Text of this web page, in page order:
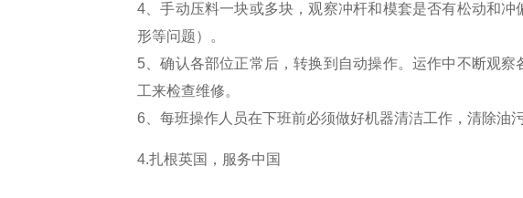
4、手动压料一块或多块，观察冲杆和模套是否有松动和
形等问题）。
5、确认各部位正常后，转换到自动操作。运作中不断观
工来检查维修。
6、每班操作人员在下班前必须做好机器清洁工作，清除油
4.扎根英国，服务中国